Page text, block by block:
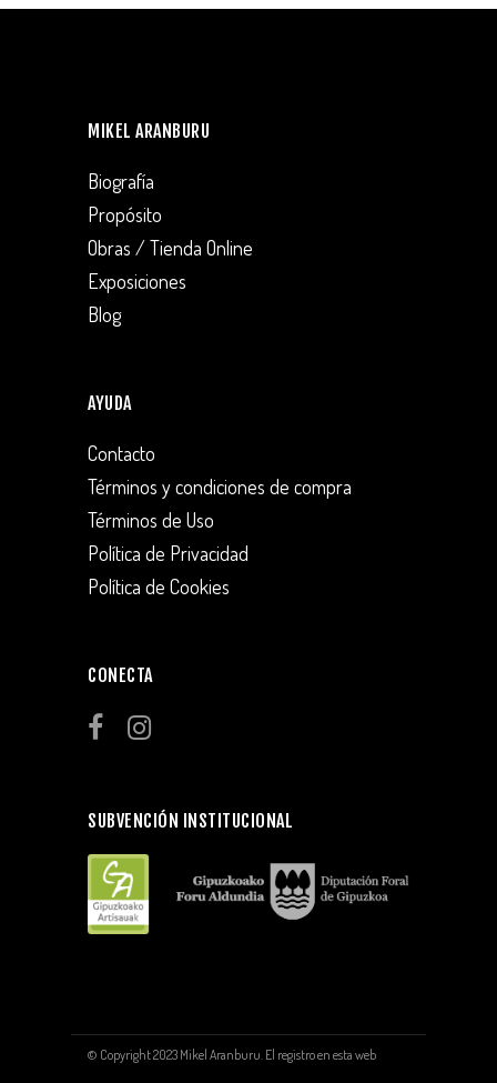
MIKEL ARANBURU
Biografía
Propósito
Obras / Tienda Online
Exposiciones
Blog
AYUDA
Contacto
Términos y condiciones de compra
Términos de Uso
Política de Privacidad
Política de Cookies
CONECTA
SUBVENCIÓN INSTITUCIONAL
© Copyright 2023 Mikel Aranburu. El registro en esta web